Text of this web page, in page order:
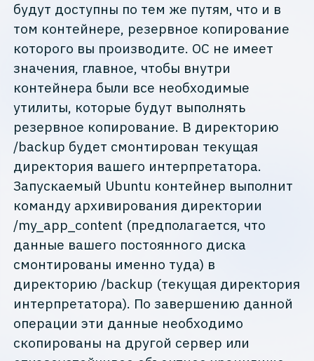
будут доступны по тем же путям, что и в
том контейнере, резервное копирование
которого вы производите. ОС не имеет
значения, главное, чтобы внутри
контейнера были все необходимые
утилиты, которые будут выполнять
резервное копирование. В директорию
/backup будет смонтирован текущая
директория вашего интерпретатора.
Запускаемый Ubuntu контейнер выполнит
команду архивирования директории
/my_app_content (предполагается, что
данные вашего постоянного диска
смонтированы именно туда) в
директорию /backup (текущая директория
интерпретатора). По завершению данной
операции эти данные необходимо
скопированы на другой сервер или